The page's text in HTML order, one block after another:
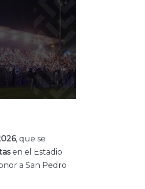
, que se
en el Estadio
a San Pedro